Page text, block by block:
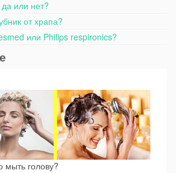
или нет?
от храпа?
или Philips respironics?
мыть голову?